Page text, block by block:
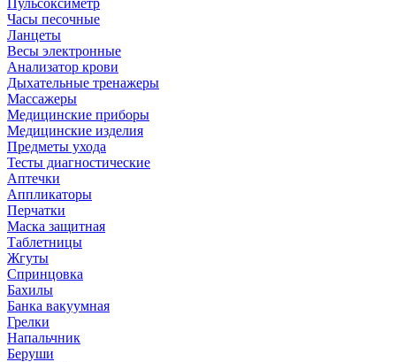
Пульсоксиметр
Часы песочные
Ланцеты
Весы электронные
Анализатор крови
Дыхательные тренажеры
Массажеры
Медицинские приборы
Медицинские изделия
Предметы ухода
Тесты диагностические
Аптечки
Аппликаторы
Перчатки
Маска защитная
Таблетницы
Жгуты
Спринцовка
Бахилы
Банка вакуумная
Грелки
Напальчник
Беруши